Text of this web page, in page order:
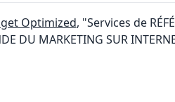
Optimized, "Services de
DU MARKETING SUR